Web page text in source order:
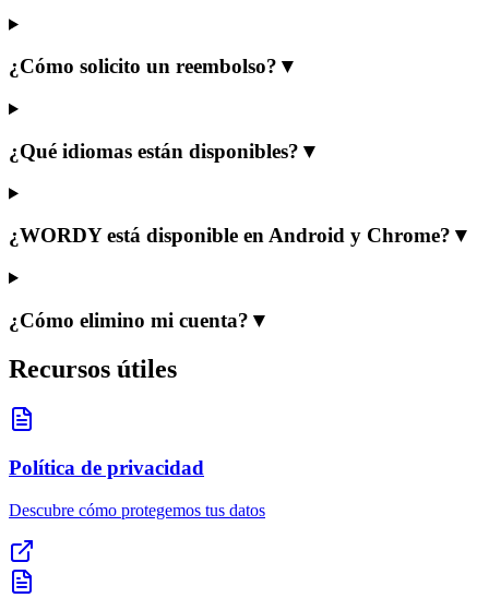
¿Cómo solicito un reembolso? ▼
¿Qué idiomas están disponibles? ▼
¿WORDY está disponible en Android y Chrome? ▼
¿Cómo elimino mi cuenta? ▼
Recursos útiles
Política de privacidad
Descubre cómo protegemos tus datos